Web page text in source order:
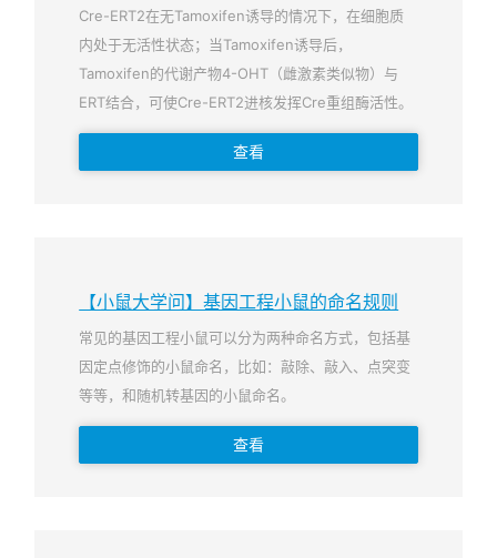
Cre-ERT2在无Tamoxifen诱导的情况下，在细胞质
内处于无活性状态；当Tamoxifen诱导后，
Tamoxifen的代谢产物4-OHT（雌激素类似物）与
ERT结合，可使Cre-ERT2进核发挥Cre重组酶活性。
查看
【小鼠大学问】基因工程小鼠的命名规则
常见的基因工程小鼠可以分为两种命名方式，包括基
因定点修饰的小鼠命名，比如：敲除、敲入、点突变
等等，和随机转基因的小鼠命名。
查看